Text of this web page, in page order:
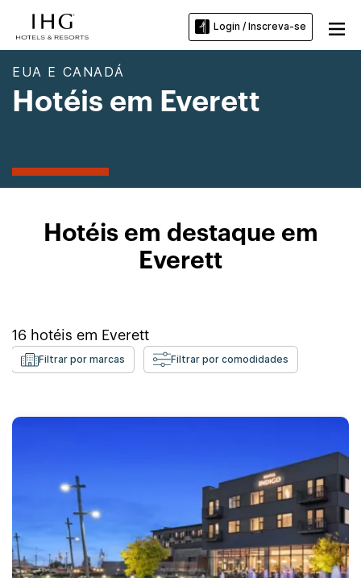
Login / Inscreva-se
EUA E CANADÁ
Hotéis em Everett
Hotéis em destaque em
Everett
16 hotéis em Everett
Filtrar por marcas Filtrar por comodidades